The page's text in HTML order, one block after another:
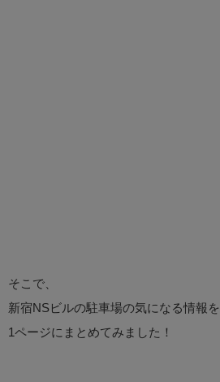
そこで、
新宿NSビルの駐車場の気になる情報を
1ページにまとめてみました！